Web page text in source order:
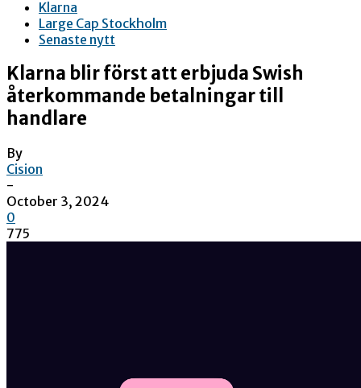
Klarna
Large Cap Stockholm
Senaste nytt
Klarna blir först att erbjuda Swish
återkommande betalningar till
handlare
By
Cision
-
October 3, 2024
0
775